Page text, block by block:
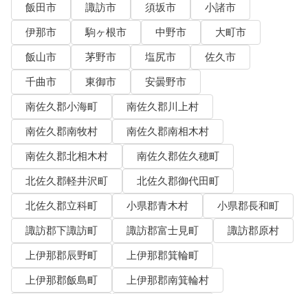
飯田市
諏訪市 須坂市
小諸市
伊那市
駒ヶ根市 中野市
大町市
飯山市
茅野市 塩尻市
佐久市
千曲市
東御市
安曇野市
南佐久郡小海町
南佐久郡川上村
南佐久郡南牧村
南佐久郡南相木村
南佐久郡北相木村
南佐久郡佐久穂町
北佐久郡軽井沢町
北佐久郡御代田町
北佐久郡立科町
小県郡青木村
小県郡長和町
諏訪郡下諏訪町
諏訪郡富士見町
諏訪郡原村
上伊那郡辰野町
上伊那郡箕輪町
上伊那郡飯島町
上伊那郡南箕輪村